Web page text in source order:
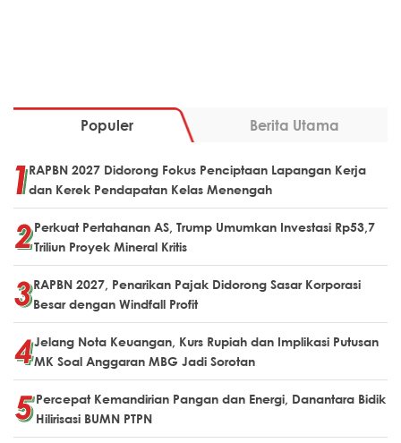
Populer Berita Utama
RAPBN 2027 Didorong Fokus Penciptaan Lapangan Kerja
dan Kerek Pendapatan Kelas Menengah
Perkuat Pertahanan AS, Trump Umumkan Investasi Rp53,7
Triliun Proyek Mineral Kritis
RAPBN 2027, Penarikan Pajak Didorong Sasar Korporasi
Besar dengan Windfall Profit
Jelang Nota Keuangan, Kurs Rupiah dan Implikasi Putusan
MK Soal Anggaran MBG Jadi Sorotan
Percepat Kemandirian Pangan dan Energi, Danantara Bidik
Hilirisasi BUMN PTPN